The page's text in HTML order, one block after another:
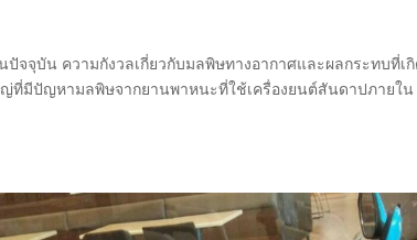
จจุบัน ความกังวลเกี่ยวกับมลพิษทางอากาศและผลกระทบที่เ
ญ่ที่มีปัญหามลพิษจากยานพาหนะที่ใช้เครื่องยนต์สันดาปภายใ